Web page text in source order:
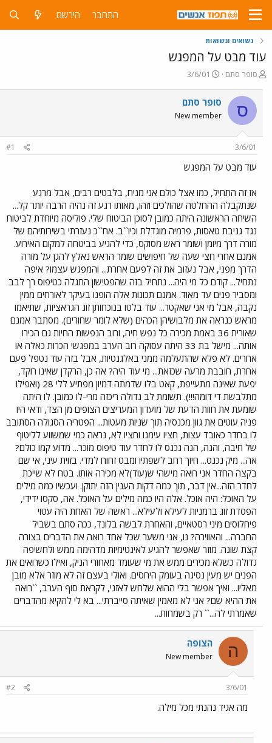
התחבר הירשם
נשואים ונשואות
עוד מבט על המפגש
פ
ח
ה
ו
ש
סופר סתם
פ
ס
ם
ת
י
3/6/01
ס סופר סתם
New member
3/6/01
#1
עוד מבט על המפגש
אז זה התחיל, כמו אצל כולם אני מניח, בלבטים רבים, אבל מרגע
שנתקבלה ההחלטה שהולכים וזהו, מאותו רגע זה נהיה הרבה יותר קל...
השיחה הראשונה היתה כמובן לסוכן הביטוח שלי. פוליסה מיוחדת לביטוח
נגד גניבת טאסות, פרמיה מוגדלת וכיו``ב. אח``כ נעזרתי בשירותיהם של
מורה דרך מיומן ושומר ראש מסוקס, כדי להגיע בביטחה למקום האירוע.
אמנם אחרי חצי שעה של חיפושים שומר הראש נאלץ להגן על מורה
הדרך מפני, אבל נעזוב את זה לפעם אחרת... והמפגש עצמו? איפה
נתחיל... קודם כל מי היה... נתחיל בזה שהפטישון התגלה כטיפוס רך לבב
ומסביר פנים עד מאוד. אמנם תכונות אלה הופנו בעיקר לאורחים ממין
נקבה, אבל מי אני שאקטר... עוד בלטו בנוכחותן זוג הגראציות, שתיאמו
מראש כנראה את מלבושיהן הכהים (שלא לומר שחורים). מסתבר אמנם
שאורית 36 באמת מכירה כל נפש חיה, ורוב הנפשות החיות גם הכירו
אותה... מישל בת 33 היתה עסוקה רוב הערב במפגשי הכרות כאלה או
אחרים. לא פלא שהתעלמה ממני באלגנטיות, אבל בזה עוד נטפל פעם
אחרת, חובבת מרעה שכזאת... מי עוד היה? אה כן, הרקדן שאינו רוקד,
יפעת שאינה מתעייפת, קאט בלו שדמתה דמיון מפתיע ללי 28 (ואפילו
מתלבשת די דומה!!!). תשומת לב גדולה ריכזה מרי-לו כמובן. לו היתה
שומעת את חוות הדעת של מועדון המעריצים הצופים מן הצד, ודאי היו
פניה עוטים את גוון מכנסיה תוך שניות מעטות... הפטריה הסגולה הסתובב
לו בחדר כאובד עצות, חציו עימנו וחציו לא, נראה כמי שמשווע לליטוף
של חיבה, והנה, הנה נכנס לו לחדר עוד טיפוס מוכר... מדוע קמו כולם?
אה... מיק נכנס... חיוך רחב לשפתיו ומבט זחוח למדי. בזוית עיני, אי שם
בקצה החדר אני רואה מישהי ש(עוד)לא מכירה אותו. בטח לא שייכת
לחדר הזה...אין דבר, תוך כמה דקות הענין הזה יתוקן. ועכשיו כמה מילים
על האוכל: היה אוכל. אלה היו כמה מילים על האוכל. אה, סקסו ידידי,
הפסדת זוג ברמניות לעילא ולעילא... ראשה של האחת היה עטוי
פיחלוסים מיני רסטאיים, והאחרת לבשה בלונד, ככה סתם בשביל
החברה... והאווירה? נו, אני משער שכל אחד רואה את הדברים בצורה
קצת שונה. מוזר שאפשר להגיע לאינטימיות מדהימה ממש ולחשיפה
גדולה כשלא מכירים ממש את מי שעומד מאחורי הניק, ואילו כשרואים את
הפנים יש מעין נסיגה בעומק היחסים. ואולי בעצם זה לא מוזר אלא מובן
מאליו... ואיך אפשר בלי ההוא שלחש לאזני, לקראת סוף הערב, ``רואה
את ההיא שם? אני לא מאמין שאיתה סייברתי... בא לי להקיא מהדברים
שאמרתי לה...`` רק בשמחות...
ה הצופה
New member
3/6/01
#2
מה אגיד נהנתי מכל מילה.